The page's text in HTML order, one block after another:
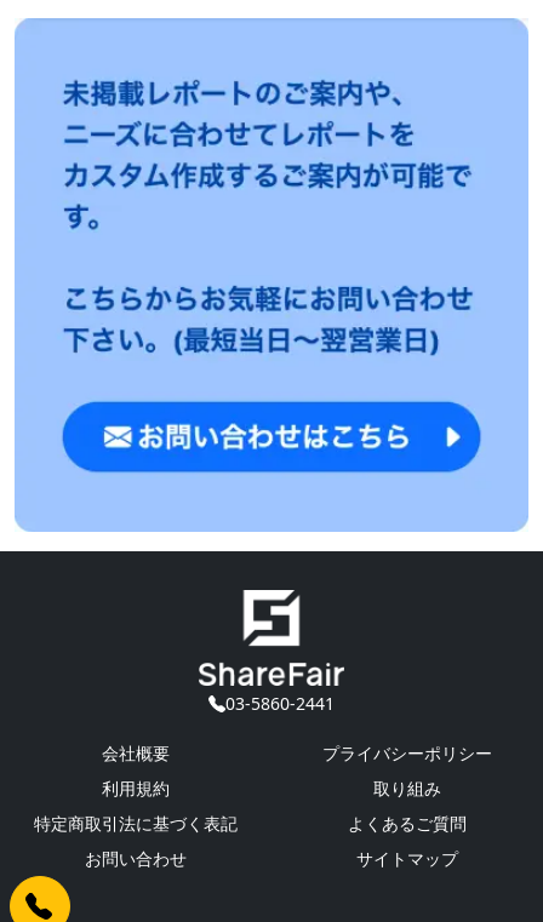
03-5860-2441
会社概要
プライバシーポリシー
利用規約
取り組み
特定商取引法に基づく表記
よくあるご質問
お問い合わせ
サイトマップ